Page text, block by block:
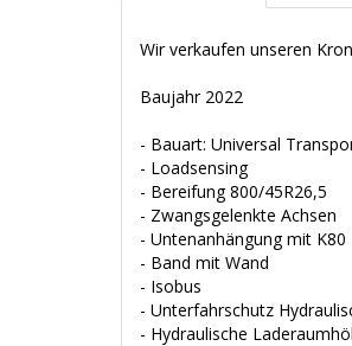
Wir verkaufen unseren
Baujahr 2022
- Bauart: Universal
- Loadsensing
- Bereifung 800/45R26,5
- Zwangsgelenkte Achsen
- Untenanhängung mit K80
- Band mit Wand
- Isobus
- Unterfahrschutz
- Hydraulische